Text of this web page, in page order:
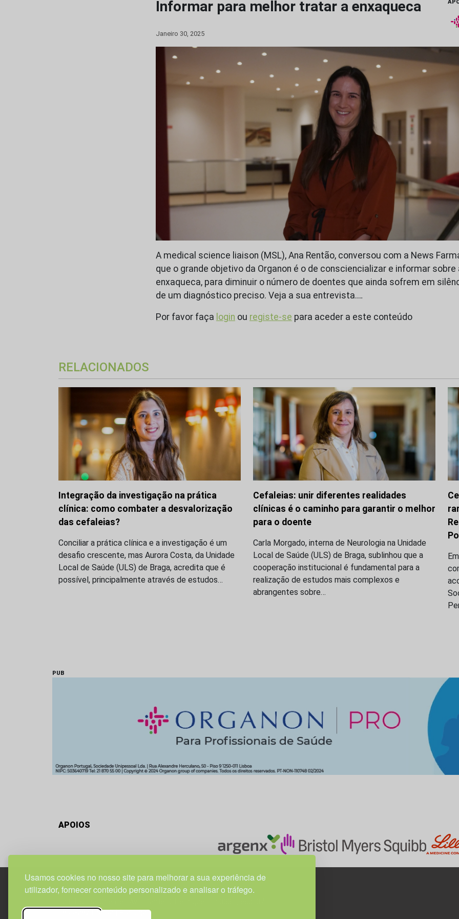
Usamos cookies no nosso site para melhorar a sua experiência de
utilizador, fornecer conteúdo personalizado e analisar o tráfego.
Informar para melhor tratar a enxaqueca
Janeiro 30, 2025
A medical science liaison (MSL), Ana Rentão, conversou com a News
que o grande objetivo da Organon é o de consciencializar e informar sobre
enxaqueca, para diminuir o número de doentes que ainda sofrem em
de um diagnóstico preciso. Veja a sua entrevista.…
Por favor faça login ou registe-se para aceder a este conteúdo
RELACIONADOS
Integração da investigação na prática
clínica: como combater a desvalorização
das cefaleias?
Conciliar a prática clínica e a investigação é um
desafio crescente, mas Aurora Costa, da Unidade
Local de Saúde (ULS) de Braga, acredita que é
possível, principalmente através de estudos…
Cefaleias: unir diferentes realidades
clínicas é o caminho para garantir o melhor
para o doente
Carla Morgado, interna de Neurologia na Unidade
Local de Saúde (ULS) de Braga, sublinhou que a
cooperação institucional é fundamental para a
realização de estudos mais complexos e
abrangentes sobre…
PUB
APOIOS
1800-282 Lisboa | Portugal